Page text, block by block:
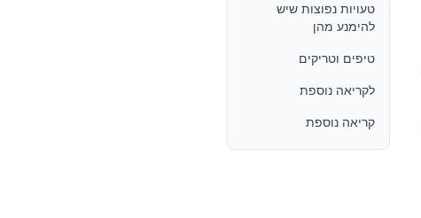
טעויות נפוצות שיש
להימנע מהן
טיפים וטריקים
לקריאה נוספת
קריאה נוספת